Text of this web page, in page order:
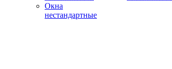
Окна
нестандартные